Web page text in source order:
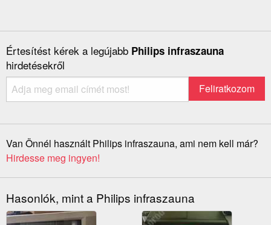
Értesítést kérek a legújabb Philips infraszauna
hirdetésekről
Van Önnél használt Philips infraszauna, ami nem kell már?
Hirdesse meg ingyen!
Hasonlók, mint a Philips infraszauna